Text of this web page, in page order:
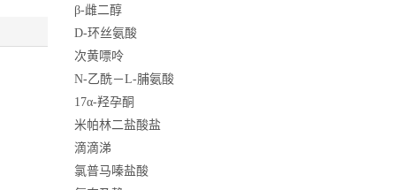
β-雌二醇
D-环丝氨酸
次黄嘌呤
N-乙酰－L-脯氨酸
17α-羟孕酮
米帕林二盐酸盐
滴滴涕
氯普马嗪盐酸